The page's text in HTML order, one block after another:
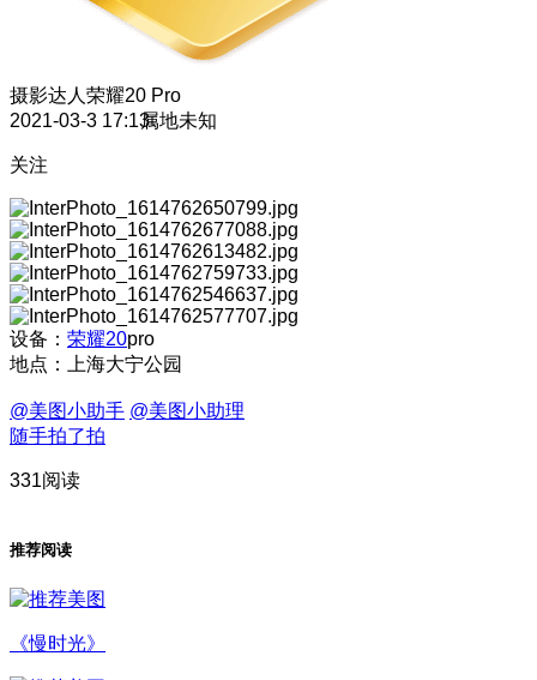
摄影达人 荣耀20 Pro
2021-03-3 17:13属地未知
关注
设备： 荣耀20pro
地点：上海大宁公园
@美图小助手 @美图小助理
随手拍了拍
331阅读
推荐阅读
《慢时光》